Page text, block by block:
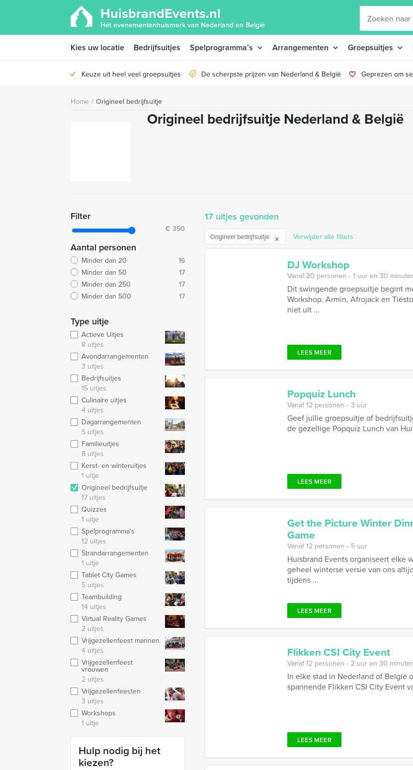
HuisbrandEvents.nl
Hét evenementenhuismerk van Nederland en België
Kies uw locatie Bedrijfsuitjes Spelprogramma’s Arrangementen Groepsuitjes
Keuze uit heel veel groepsuitjes De scherpste prijzen van Nederland & België Geprezen om
Home / Origineel bedrijfsuitje
Origineel bedrijfsuitje Nederland & België
Filter
€ 350
Aantal personen
Minder dan 20
16
Minder dan 50
17
Minder dan 250
17
Minder dan 500
17
Type uitje
Actieve Uitjes
8 uitjes
Avondarrangementen
3 uitjes
Bedrijfsuitjes
15 uitjes
Culinaire uitjes
4 uitjes
Dagarrangementen
5 uitjes
Familieuitjes
8 uitjes
Kerst- en winteruitjes
1 uitje
Origineel bedrijfsuitje
17 uitjes
Quizzes
1 uitje
Spelprogramma's
12 uitjes
Strandarrangementen
1 uitje
Tablet City Games
5 uitjes
Teambuilding
14 uitjes
Virtual Reality Games
2 uitjes
Vrijgezellenfeest mannen
4 uitjes
Vrijgezellenfeest
vrouwen
2 uitjes
Vrijgezellenfeesten
3 uitjes
Workshops
1 uitje
Hulp nodig bij het
kiezen?
17 uitjes gevonden
Origineel bedrijfsuitje Verwijder alle filters
DJ Workshop
Vanaf 20 personen ‐ 1 uur en 30
Dit swingende groepsuitje begint
Workshop. Armin, Afrojack en
niet uit ...
LEES MEER
Popquiz Lunch
Vanaf 12 personen ‐ 3 uur
Geef jullie groepsuitje of
de gezellige Popquiz Lunch van
LEES MEER
Get the Picture Winter
Game
Vanaf 12 personen ‐ 5 uur
Huisbrand Events organiseert elke
geheel winterse versie van ons
tijdens ...
LEES MEER
Flikken CSI City Event
Vanaf 12 personen ‐ 2 uur en 30
In elke stad in Nederland of België
spannende Flikken CSI City Event
LEES MEER